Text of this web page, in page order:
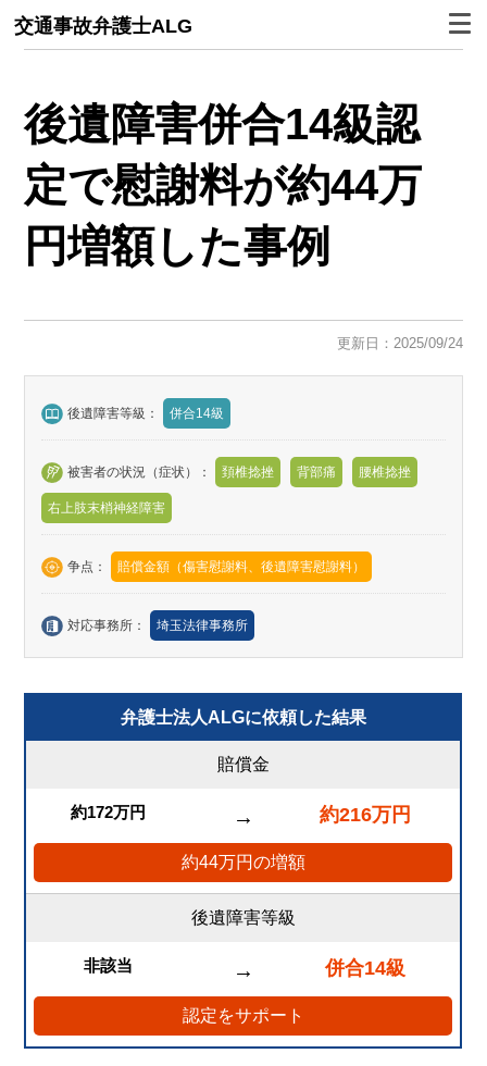
交通事故弁護士ALG
後遺障害併合14級認
定で慰謝料が約44万
円増額した事例
更新日：2025/09/24
後遺障害等級： 併合14級
被害者の状況（症状）： 頚椎捻挫 背部痛 腰椎捻挫
右上肢末梢神経障害
争点： 賠償金額（傷害慰謝料、後遺障害慰謝料）
対応事務所： 埼玉法律事務所
弁護士法人ALGに依頼した結果
賠償金
約172万円 → 約216万円
約44万円の増額
後遺障害等級
非該当 → 併合14級
認定をサポート